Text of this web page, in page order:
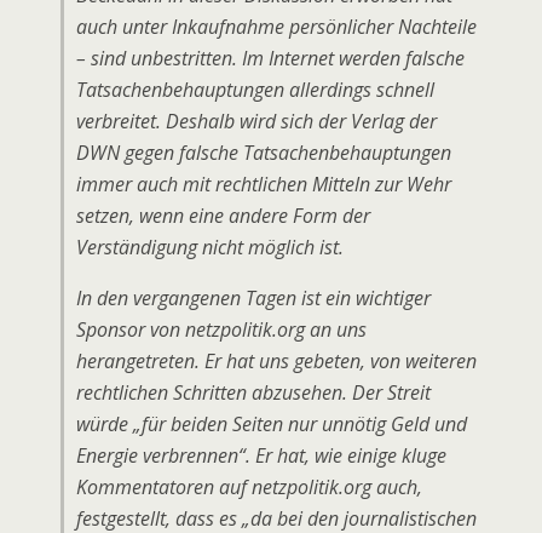
auch unter Inkaufnahme persönlicher Nachteile
– sind unbestritten. Im Internet werden falsche
Tatsachenbehauptungen allerdings schnell
verbreitet. Deshalb wird sich der Verlag der
DWN gegen falsche Tatsachenbehauptungen
immer auch mit rechtlichen Mitteln zur Wehr
setzen, wenn eine andere Form der
Verständigung nicht möglich ist.
In den vergangenen Tagen ist ein wichtiger
Sponsor von netzpolitik.org an uns
herangetreten. Er hat uns gebeten, von weiteren
rechtlichen Schritten abzusehen. Der Streit
würde „für beiden Seiten nur unnötig Geld und
Energie verbrennen“. Er hat, wie einige kluge
Kommentatoren auf netzpolitik.org auch,
festgestellt, dass es „da bei den journalistischen